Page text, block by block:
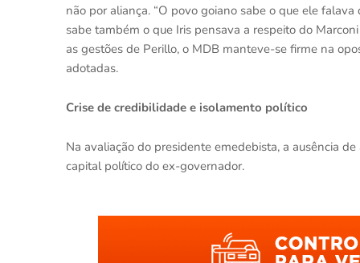
não por aliança. “O povo goiano sabe o que ele
sabe também o que Iris pensava a respeito do
as gestões de Perillo, o MDB manteve-se firme na
adotadas.
Crise de credibilidade e isolamento político
Na avaliação do presidente emedebista, a ausência
capital político do ex-governador.